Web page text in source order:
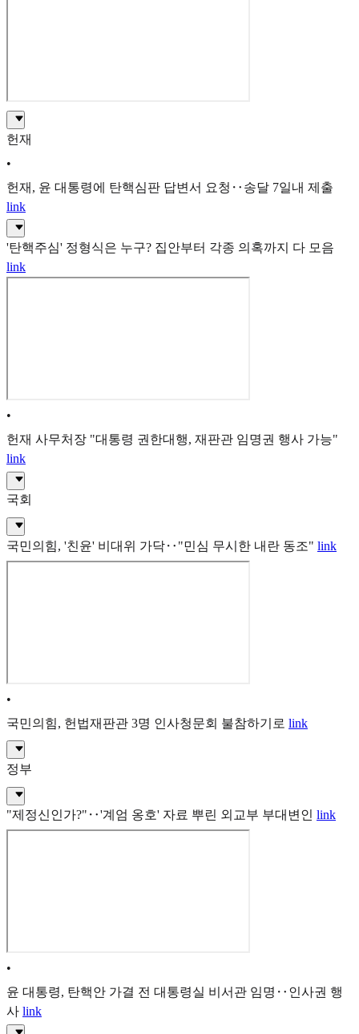
헌재
•
헌재, 윤 대통령에 탄핵심판 답변서 요청‥송달 7일내 제출
link
'탄핵주심' 정형식은 누구? 집안부터 각종 의혹까지 다 모음
link
•
헌재 사무처장 "대통령 권한대행, 재판관 임명권 행사 가능"
link
국회
국민의힘, '친윤' 비대위 가닥‥"민심 무시한 내란 동조" link
•
국민의힘, 헌법재판관 3명 인사청문회 불참하기로 link
정부
"제정신인가?"‥'계엄 옹호' 자료 뿌린 외교부 부대변인 link
•
윤 대통령, 탄핵안 가결 전 대통령실 비서관 임명‥인사권 행
사 link